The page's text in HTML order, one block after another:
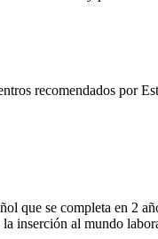
recomendados por
se completa en 2
inserción al mundo